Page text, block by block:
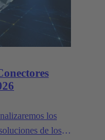
los
de los